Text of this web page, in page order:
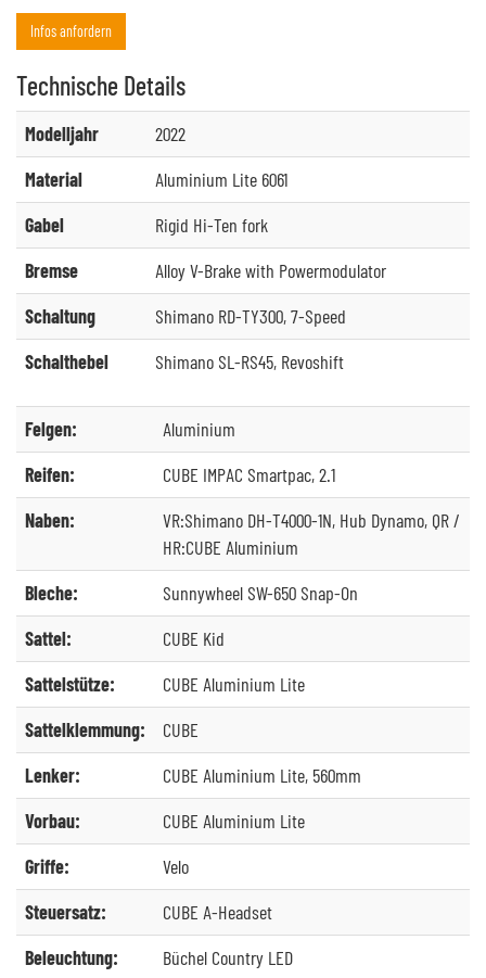
Infos anfordern
Technische Details
Modelljahr
2022
Material
Aluminium Lite 6061
Gabel
Rigid Hi-Ten fork
Bremse
Alloy V-Brake with Powermodulator
Schaltung
Shimano RD-TY300, 7-Speed
Schalthebel
Shimano SL-RS45, Revoshift
Felgen:
Aluminium
Reifen:
CUBE IMPAC Smartpac, 2.1
Naben:
VR:Shimano DH-T4000-1N, Hub Dynamo, QR /
HR:CUBE Aluminium
Bleche:
Sunnywheel SW-650 Snap-On
Sattel:
CUBE Kid
Sattelstütze:
CUBE Aluminium Lite
Sattelklemmung:
CUBE
Lenker:
CUBE Aluminium Lite, 560mm
Vorbau:
CUBE Aluminium Lite
Griffe:
Velo
Steuersatz:
CUBE A-Headset
Beleuchtung:
Büchel Country LED